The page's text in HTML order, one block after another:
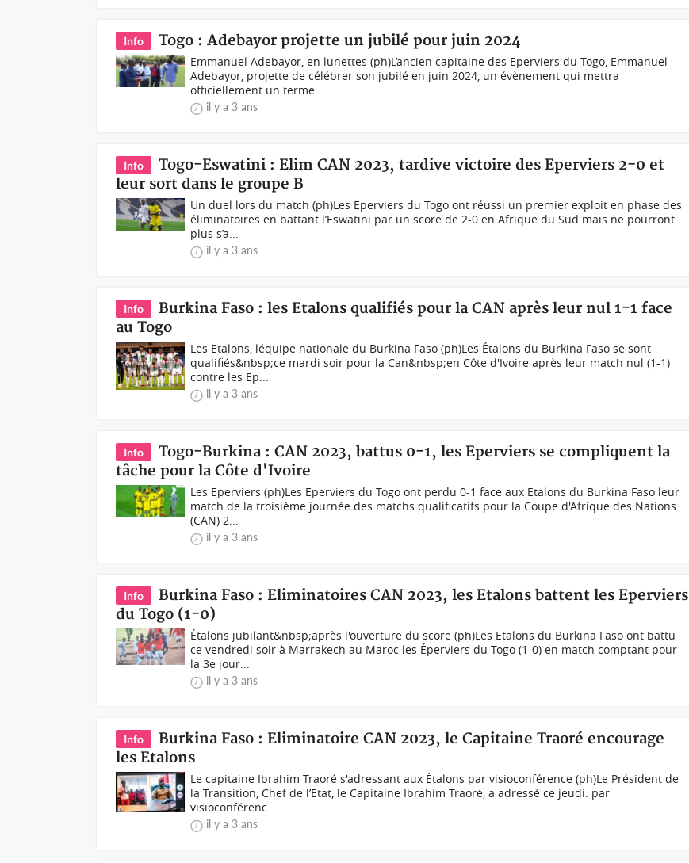
Info Togo : Adebayor projette un jubilé pour juin 2024
Emmanuel Adebayor, en lunettes (ph)L’ancien capitaine des Eperviers du Togo, Emmanuel
Adebayor, projette de célébrer son jubilé en juin 2024, un évènement qui mettra
officiellement un terme...
il y a 3 ans
Info
Togo-Eswatini : Elim CAN 2023, tardive victoire des Eperviers 2-0 et
leur sort dans le groupe B
Un duel lors du match (ph)Les Eperviers du Togo ont réussi un premier exploit en phase des
éliminatoires en battant l’Eswatini par un score de 2-0 en Afrique du Sud mais ne pourront
plus s’a...
il y a 3 ans
Info
Burkina Faso : les Etalons qualifiés pour la CAN après leur nul 1-1 face
au Togo
Les Etalons, léquipe nationale du Burkina Faso (ph)Les Étalons du Burkina Faso se sont
qualifiés&nbsp;ce mardi soir pour la Can&nbsp;en Côte d'Ivoire après leur match nul (1-1)
contre les Ep...
il y a 3 ans
Info
Togo-Burkina : CAN 2023, battus 0-1, les Eperviers se compliquent la
tâche pour la Côte d'Ivoire
Les Eperviers (ph)Les Eperviers du Togo ont perdu 0-1 face aux Etalons du Burkina Faso leur
match de la troisième journée des matchs qualificatifs pour la Coupe d'Afrique des Nations
(CAN) 2...
il y a 3 ans
Info
Burkina Faso : Eliminatoires CAN 2023, les Etalons battent les Eperviers
du Togo (1-0)
Étalons jubilant&nbsp;après l'ouverture du score (ph)Les Etalons du Burkina Faso ont battu
ce vendredi soir à Marrakech au Maroc les Éperviers du Togo (1-0) en match comptant pour
la 3e jour...
il y a 3 ans
Info
Burkina Faso : Eliminatoire CAN 2023, le Capitaine Traoré encourage
les Etalons
Le capitaine Ibrahim Traoré s'adressant aux Étalons par visioconférence (ph)Le Président de
la Transition, Chef de l’Etat, le Capitaine Ibrahim Traoré, a adressé ce jeudi. par
visioconférenc...
il y a 3 ans